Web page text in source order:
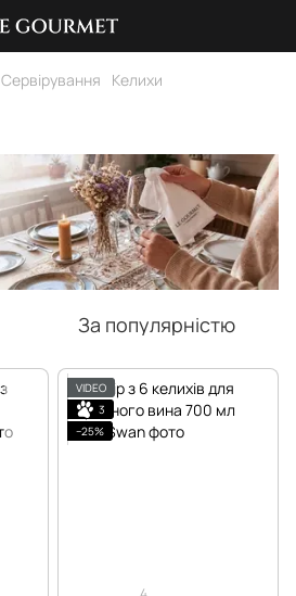
Сервірування Келихи
За популярністю
VIDEO
3
−25%